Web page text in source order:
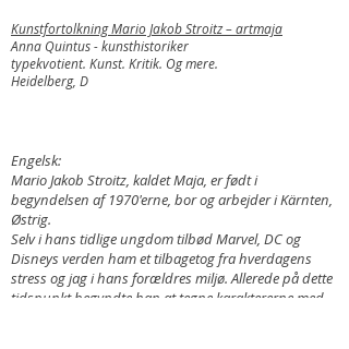
Kunstfortolkning Mario Jakob Stroitz – artmaja
Anna Quintus - kunsthistoriker
typekvotient. Kunst. Kritik. Og mere.
Heidelberg, D
Engelsk:
Mario Jakob Stroitz, kaldet Maja, er født i
begyndelsen af 1970'erne, bor og arbejder i Kärnten,
Østrig.
Selv i hans tidlige ungdom tilbød Marvel, DC og
Disneys verden ham et tilbagetog fra hverdagens
stress og jag i hans forældres miljø. Allerede på dette
tidspunkt begyndte han at tegne karaktererne med